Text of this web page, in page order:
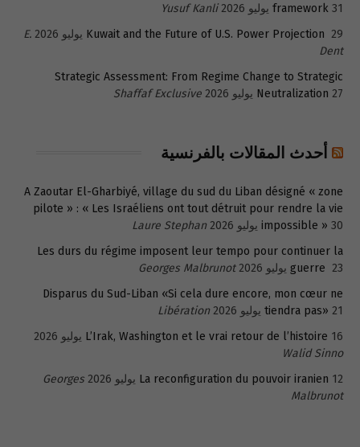
framework 31 يوليو 2026
Yusuf Kanli
Kuwait and the Future of U.S. Power Projection 29 يوليو 2026
E.
Dent
Strategic Assessment: From Regime Change to Strategic
Neutralization 27 يوليو 2026 Shaffaf Exclusive
أحدث المقالات بالفرنسية
A Zaoutar El-Gharbiyé, village du sud du Liban désigné « zone
pilote » : « Les Israéliens ont tout détruit pour rendre la vie
impossible » 30 يوليو 2026
Laure Stephan
Les durs du régime imposent leur tempo pour continuer la
guerre 23 يوليو 2026
Georges Malbrunot
Disparus du Sud-Liban «Si cela dure encore, mon cœur ne
tiendra pas» 21 يوليو 2026
Libération
L’Irak, Washington et le vrai retour de l’histoire 16 يوليو 2026
Walid Sinno
La reconfiguration du pouvoir iranien 12 يوليو 2026
Georges
Malbrunot